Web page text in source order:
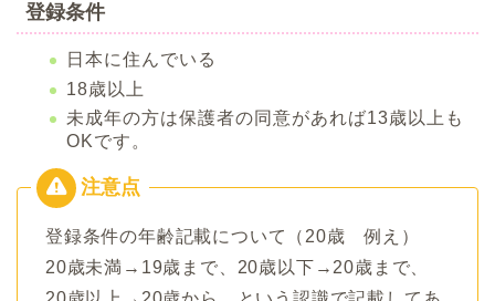
登録条件
日本に住んでいる
18歳以上
未成年の方は保護者の同意があれば13歳以上も
OKです。
登録条件の年齢記載について（20歳 例え）
20歳未満→19歳まで、20歳以下→20歳まで、